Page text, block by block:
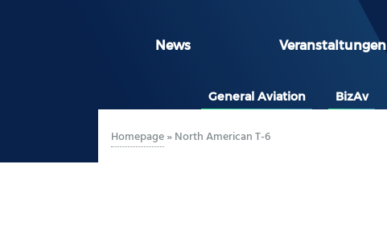
News Veranstaltungen
General Aviation BizAv
Homepage»North American T-6